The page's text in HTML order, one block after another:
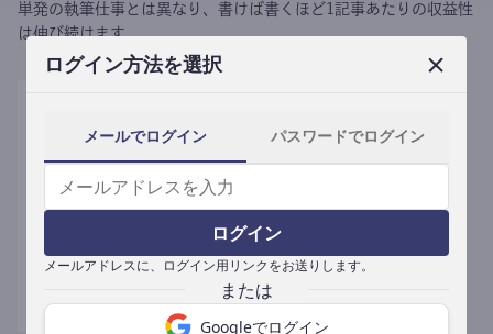
ログイン方法を選択
メールでログイン パスワードでログイン
ログイン
メールアドレスに、ログイン用リンクをお送りします。
Googleでログイン
単発の執筆仕事とは異なり、 書けば書くほど1記事あたりの収益性
は伸び続けます。